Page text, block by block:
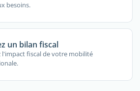
besoins.
un bilan fiscal
l'impact fiscal de votre mobilité